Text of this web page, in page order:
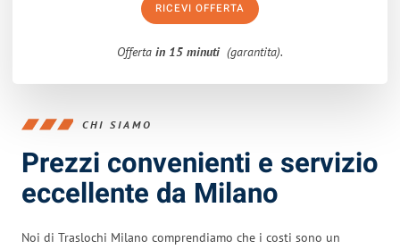
RICEVI OFFERTA
Offerta in 15 minuti (garantita).
CHI SIAMO
Prezzi convenienti e servizio
eccellente da Milano
Noi di Traslochi Milano comprendiamo che i costi sono un